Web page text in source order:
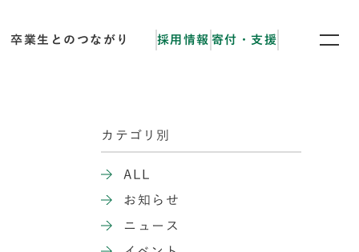
卒業生とのつながり 採用情報 寄付・支援
カテゴリ別
ALL
お知らせ
ニュース